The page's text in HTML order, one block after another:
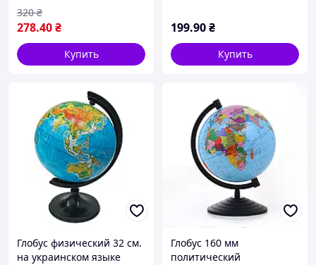
278.40₴
320 ₴
Купить
199.90₴
Купить
Глобус физический 32 см.
на украинском языке
Глобус 160 мм
политический